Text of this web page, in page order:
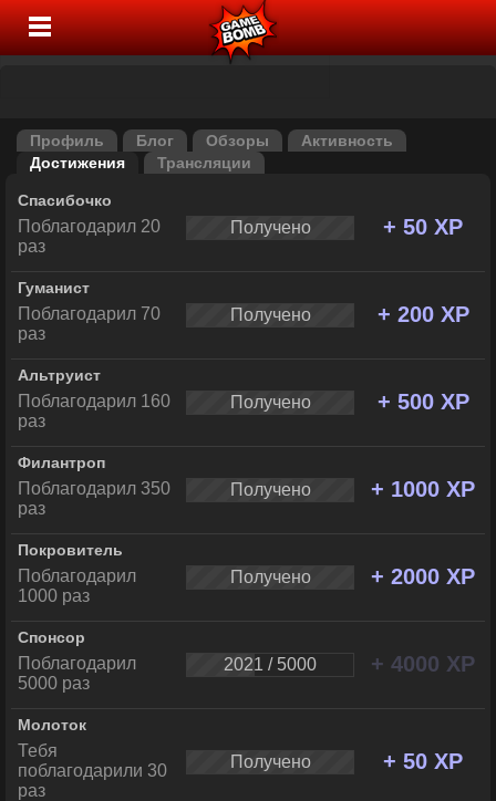
Профиль Блог Обзоры
Активность
Достижения
Трансляции
Спасибочко
Поблагодарил 20
раз
Получено + 50 XP
Гуманист
Поблагодарил 70
раз
Получено + 200 XP
Альтруист
Поблагодарил 160
раз
Получено + 500 XP
Филантроп
Поблагодарил 350
раз
Получено + 1000 XP
Покровитель
Поблагодарил
1000 раз
Получено + 2000 XP
Спонсор
Поблагодарил
5000 раз
2021 / 5000 + 4000 XP
Молоток
Тебя
поблагодарили 30
раз
Получено + 50 XP